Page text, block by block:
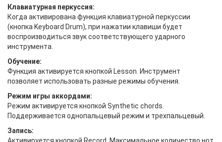
Клавиатурная перкуссия:
Когда активирована функция клавиатурной перкуссии
(кнопка Keyboard Drum), при нажатии клавиши будет
воспроизводиться звук соответствующего ударного
инструмента.
Обучение:
Функция активируется кнопкой Lesson. Инструмент
позволяет использовать разные режимы обучения.
Режим игры аккордами:
Режим активируется кнопкой Synthetic chords.
Поддерживается однопальцевый режим и трехпальцевый.
Запись: